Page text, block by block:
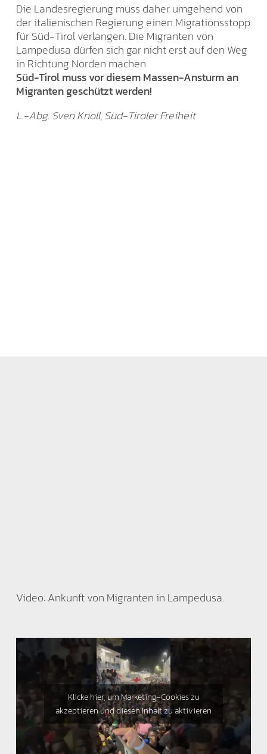
Die Landesregierung muss daher umgehend von
der italienischen Regierung einen Migrationsstopp
für Süd-Tirol verlangen. Die Migranten von
Lampedusa dürfen sich gar nicht erst auf den Weg
in Richtung Norden machen.
Süd-Tirol muss vor diesem Massen-Ansturm an
Migranten geschützt werden!
L.-Abg. Sven Knoll, Süd-Tiroler Freiheit
Video: Ankunft von Migranten in Lampedusa.
Klicke hier, um Marketing-Cookies zu
akzeptieren und diesen Inhalt zu aktivieren